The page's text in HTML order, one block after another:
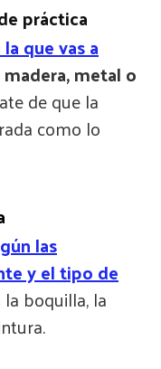
práctica
que vas a
metal o
de que la
como lo
las
y el tipo de
boquilla, la